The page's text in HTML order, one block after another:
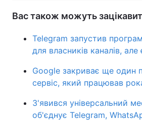
Вас також можуть
Telegram запустив
для власників каналів,
Google закриває ще один
сервіс, який працював
З'явився універсальний
об'єднує Telegram,